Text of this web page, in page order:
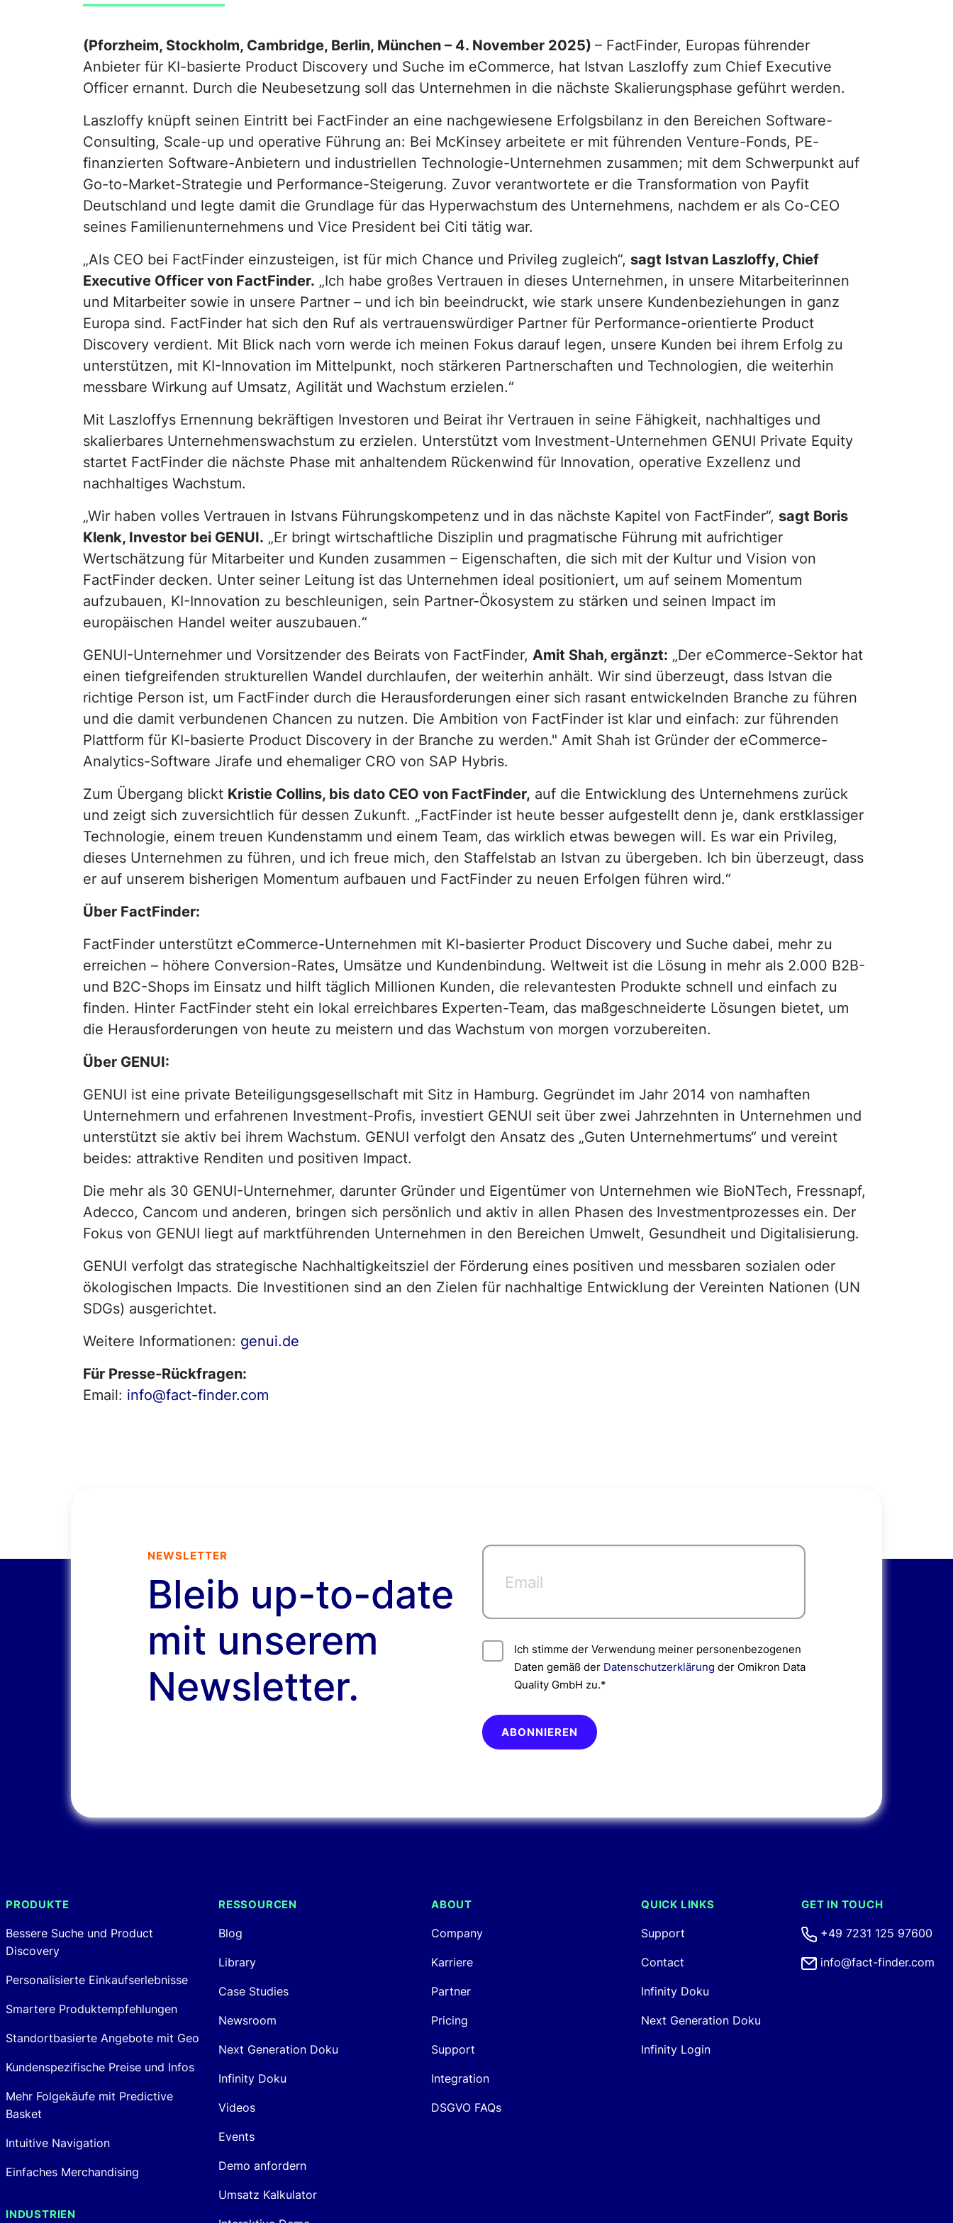
Produktempfehlungen
Standortbasierte
Angebote mit Geo
Intuitive
Navigation
Einfaches
Merchandising
Consumer
Electronics
Newsroom
Audit
Support
(Pforzheim, Stockholm, Cambridge, Berlin, München – 4. November 2025) – FactFinder, Europas führender
Anbieter für KI-basierte Product Discovery und Suche im eCommerce, hat Istvan Laszloffy zum Chief Executive
Officer ernannt. Durch die Neubesetzung soll das Unternehmen in die nächste Skalierungsphase geführt werden.
Laszloffy knüpft seinen Eintritt bei FactFinder an eine nachgewiesene Erfolgsbilanz in den Bereichen Software-
Consulting, Scale-up und operative Führung an: Bei McKinsey arbeitete er mit führenden Venture-Fonds, PE-
finanzierten Software-Anbietern und industriellen Technologie-Unternehmen zusammen; mit dem Schwerpunkt auf
Go-to-Market-Strategie und Performance-Steigerung. Zuvor verantwortete er die Transformation von Payfit
Deutschland und legte damit die Grundlage für das Hyperwachstum des Unternehmens, nachdem er als Co-CEO
seines Familienunternehmens und Vice President bei Citi tätig war.
„Als CEO bei FactFinder einzusteigen, ist für mich Chance und Privileg zugleich“, sagt Istvan Laszloffy, Chief
Executive Officer von FactFinder. „Ich habe großes Vertrauen in dieses Unternehmen, in unsere Mitarbeiterinnen
und Mitarbeiter sowie in unsere Partner – und ich bin beeindruckt, wie stark unsere Kundenbeziehungen in ganz
Europa sind. FactFinder hat sich den Ruf als vertrauenswürdiger Partner für Performance-orientierte Product
Discovery verdient. Mit Blick nach vorn werde ich meinen Fokus darauf legen, unsere Kunden bei ihrem Erfolg zu
unterstützen, mit KI-Innovation im Mittelpunkt, noch stärkeren Partnerschaften und Technologien, die weiterhin
messbare Wirkung auf Umsatz, Agilität und Wachstum erzielen.“
Mit Laszloffys Ernennung bekräftigen Investoren und Beirat ihr Vertrauen in seine Fähigkeit, nachhaltiges und
skalierbares Unternehmenswachstum zu erzielen. Unterstützt vom Investment-Unternehmen GENUI Private Equity
startet FactFinder die nächste Phase mit anhaltendem Rückenwind für Innovation, operative Exzellenz und
nachhaltiges Wachstum.
„Wir haben volles Vertrauen in Istvans Führungskompetenz und in das nächste Kapitel von FactFinder“, sagt Boris
Klenk, Investor bei GENUI. „Er bringt wirtschaftliche Disziplin und pragmatische Führung mit aufrichtiger
Wertschätzung für Mitarbeiter und Kunden zusammen – Eigenschaften, die sich mit der Kultur und Vision von
FactFinder decken. Unter seiner Leitung ist das Unternehmen ideal positioniert, um auf seinem Momentum
aufzubauen, KI-Innovation zu beschleunigen, sein Partner-Ökosystem zu stärken und seinen Impact im
europäischen Handel weiter auszubauen.“
GENUI-Unternehmer und Vorsitzender des Beirats von FactFinder, Amit Shah, ergänzt: „Der eCommerce-Sektor hat
einen tiefgreifenden strukturellen Wandel durchlaufen, der weiterhin anhält. Wir sind überzeugt, dass Istvan die
richtige Person ist, um FactFinder durch die Herausforderungen einer sich rasant entwickelnden Branche zu führen
und die damit verbundenen Chancen zu nutzen. Die Ambition von FactFinder ist klar und einfach: zur führenden
Plattform für KI-basierte Product Discovery in der Branche zu werden." Amit Shah ist Gründer der eCommerce-
Analytics-Software Jirafe und ehemaliger CRO von SAP Hybris.
Zum Übergang blickt Kristie Collins, bis dato CEO von FactFinder, auf die Entwicklung des Unternehmens zurück
und zeigt sich zuversichtlich für dessen Zukunft. „FactFinder ist heute besser aufgestellt denn je, dank erstklassiger
Technologie, einem treuen Kundenstamm und einem Team, das wirklich etwas bewegen will. Es war ein Privileg,
dieses Unternehmen zu führen, und ich freue mich, den Staffelstab an Istvan zu übergeben. Ich bin überzeugt, dass
er auf unserem bisherigen Momentum aufbauen und FactFinder zu neuen Erfolgen führen wird.“
Über FactFinder:
FactFinder unterstützt eCommerce-Unternehmen mit KI-basierter Product Discovery und Suche dabei, mehr zu
erreichen – höhere Conversion-Rates, Umsätze und Kundenbindung. Weltweit ist die Lösung in mehr als 2.000 B2B-
und B2C-Shops im Einsatz und hilft täglich Millionen Kunden, die relevantesten Produkte schnell und einfach zu
finden. Hinter FactFinder steht ein lokal erreichbares Experten-Team, das maßgeschneiderte Lösungen bietet, um
die Herausforderungen von heute zu meistern und das Wachstum von morgen vorzubereiten.
Über GENUI:
GENUI ist eine private Beteiligungsgesellschaft mit Sitz in Hamburg. Gegründet im Jahr 2014 von namhaften
Unternehmern und erfahrenen Investment-Profis, investiert GENUI seit über zwei Jahrzehnten in Unternehmen und
unterstützt sie aktiv bei ihrem Wachstum. GENUI verfolgt den Ansatz des „Guten Unternehmertums“ und vereint
beides: attraktive Renditen und positiven Impact.
Die mehr als 30 GENUI-Unternehmer, darunter Gründer und Eigentümer von Unternehmen wie BioNTech, Fressnapf,
Adecco, Cancom und anderen, bringen sich persönlich und aktiv in allen Phasen des Investmentprozesses ein. Der
Fokus von GENUI liegt auf marktführenden Unternehmen in den Bereichen Umwelt, Gesundheit und Digitalisierung.
GENUI verfolgt das strategische Nachhaltigkeitsziel der Förderung eines positiven und messbaren sozialen oder
ökologischen Impacts. Die Investitionen sind an den Zielen für nachhaltige Entwicklung der Vereinten Nationen (UN
SDGs) ausgerichtet.
Weitere Informationen: genui.de
Für Presse-Rückfragen:
Email: info@fact-finder.com
NEWSLETTER
Bleib up-to-date
mit unserem
Newsletter.
Ich stimme der Verwendung meiner personenbezogenen
Daten gemäß der Datenschutzerklärung der Omikron Data
Quality GmbH zu.*
Bitte nicht ausfüllen.
PRODUKTE
Bessere Suche und Product
Discovery
Personalisierte Einkaufserlebnisse
Smartere Produktempfehlungen
Standortbasierte Angebote mit Geo
Kundenspezifische Preise und Infos
Mehr Folgekäufe mit Predictive
Basket
Intuitive Navigation
Einfaches Merchandising
INDUSTRIEN
RESSOURCEN
Blog
Library
Case Studies
Newsroom
Next Generation Doku
Infinity Doku
Videos
Events
Demo anfordern
Umsatz Kalkulator
ABOUT
Company
Karriere
Partner
Pricing
Support
Integration
DSGVO FAQs
QUICK LINKS
Support
Contact
Infinity Doku
Next Generation Doku
Infinity Login
GET IN TOUCH
+49 7231 125 97600
info@fact-finder.com